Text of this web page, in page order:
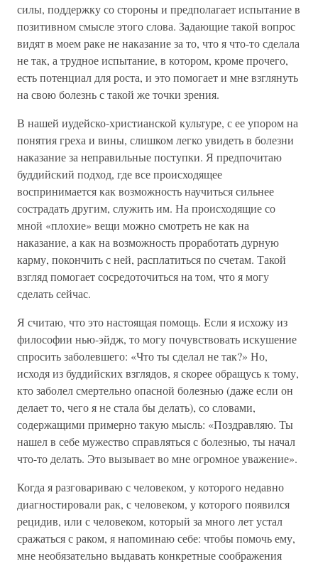
силы, поддержку со стороны и предполагает испытание в
позитивном смысле этого слова. Задающие такой вопрос
видят в моем раке не наказание за то, что я что-то сделала
не так, а трудное испытание, в котором, кроме прочего,
есть потенциал для роста, и это помогает и мне взглянуть
на свою болезнь с такой же точки зрения.
В нашей иудейско-христианской культуре, с ее упором на
понятия греха и вины, слишком легко увидеть в болезни
наказание за неправильные поступки. Я предпочитаю
буддийский подход, где все происходящее
воспринимается как возможность научиться сильнее
сострадать другим, служить им. На происходящие со
мной «плохие» вещи можно смотреть не как на
наказание, а как на возможность проработать дурную
карму, покончить с ней, расплатиться по счетам. Такой
взгляд помогает сосредоточиться на том, что я могу
сделать сейчас.
Я считаю, что это настоящая помощь. Если я исхожу из
философии нью-эйдж, то могу почувствовать искушение
спросить заболевшего: «Что ты сделал не так?» Но,
исходя из буддийских взглядов, я скорее обращусь к тому,
кто заболел смертельно опасной болезнью (даже если он
делает то, чего я не стала бы делать), со словами,
содержащими примерно такую мысль: «Поздравляю. Ты
нашел в себе мужество справляться с болезнью, ты начал
что-то делать. Это вызывает во мне огромное уважение».
Когда я разговариваю с человеком, у которого недавно
диагностировали рак, с человеком, у которого появился
рецидив, или с человеком, который за много лет устал
сражаться с раком, я напоминаю себе: чтобы помочь ему,
мне необязательно выдавать конкретные соображения